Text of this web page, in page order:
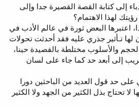
إلى كتابة القصة القصيرة جدا وإلى
لهذا الاهتمام؟
اعتبرها البعض ثورة في عالم الأدب في
لها تـأثير جذري عليه فقد أحدثت تحولات
والأسلوب مختلطة بالقصيدة حينا،
إلى أبعد حد كما جاء على لسان
حد قول العديد من الباحثين دورا
لا تحتاج بذل الكثير من الجهد ولا الكثير